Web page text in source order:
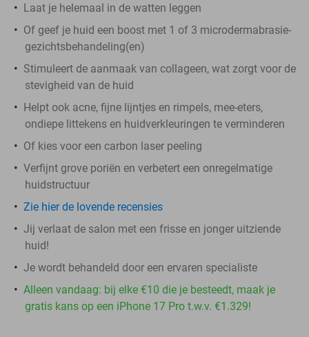
Laat je helemaal in de watten leggen
Of geef je huid een boost met 1 of 3 microdermabrasie-
gezichtsbehandeling(en)
Stimuleert de aanmaak van collageen, wat zorgt voor de
stevigheid van de huid
Helpt ook acne, fijne lijntjes en rimpels, mee-eters,
ondiepe littekens en huidverkleuringen te verminderen
Of kies voor een carbon laser peeling
Verfijnt grove poriën en verbetert een onregelmatige
huidstructuur
Zie hier de lovende recensies
Jij verlaat de salon met een frisse en jonger uitziende
huid!
Je wordt behandeld door een ervaren specialiste
Alleen vandaag: bij elke €10 die je besteedt, maak je
gratis kans op een iPhone 17 Pro t.w.v. €1.329!